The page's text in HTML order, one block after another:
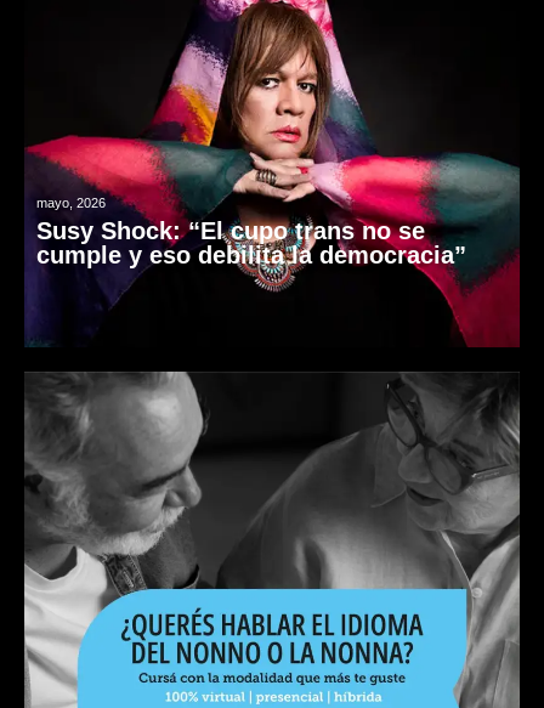
mayo, 2026
Susy Shock: “El cupo trans no se
cumple y eso debilita la democracia”